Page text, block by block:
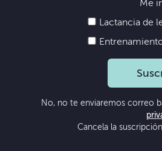
Me
Lactancia de
No, no te enviaremos correo
Cancela la